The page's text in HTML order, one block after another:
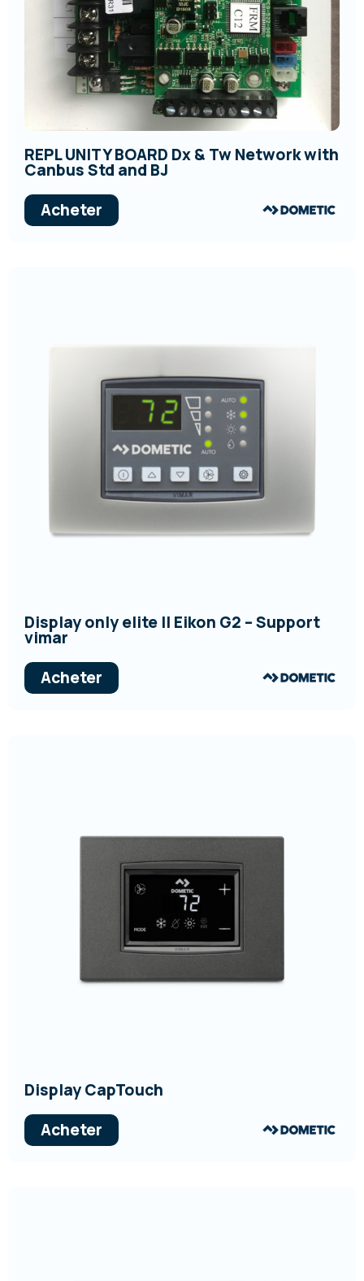
REPL UNITY BOARD Dx & Tw Network with
Canbus Std and BJ
Acheter
Display only elite II Eikon G2 – Support
vimar
Acheter
Display CapTouch
Acheter